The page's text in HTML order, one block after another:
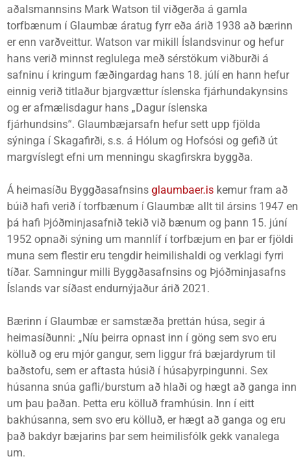
aðalsmannsins Mark Watson til viðgerða á gamla
torfbænum í Glaumbæ áratug fyrr eða árið 1938 að bærinn
er enn varðveittur. Watson var mikill Íslandsvinur og hefur
hans verið minnst reglulega með sérstökum viðburði á
safninu í kringum fæðingardag hans 18. júlí en hann hefur
einnig verið titlaður bjargvættur íslenska fjárhundakynsins
og er afmælisdagur hans „Dagur íslenska
fjárhundsins“. Glaumbæjarsafn hefur sett upp fjölda
sýninga í Skagafirði, s.s. á Hólum og Hofsósi og gefið út
margvíslegt efni um menningu skagfirskra byggða.
Á heimasíðu Byggðasafnsins glaumbaer.is kemur fram að
búið hafi verið í torfbænum í Glaumbæ allt til ársins 1947 en
þá hafi Þjóðminjasafnið tekið við bænum og þann 15. júní
1952 opnaði sýning um mannlíf í torfbæjum en þar er fjöldi
muna sem flestir eru tengdir heimilishaldi og verklagi fyrri
tíðar. Samningur milli Byggðasafnsins og Þjóðminjasafns
Íslands var síðast endurnýjaður árið 2021.
Bærinn í Glaumbæ er samstæða þrettán húsa, segir á
heimasíðunni: „Níu þeirra opnast inn í göng sem svo eru
kölluð og eru mjór gangur, sem liggur frá bæjardyrum til
baðstofu, sem er aftasta húsið í húsaþyrpingunni. Sex
húsanna snúa gafli/burstum að hlaði og hægt að ganga inn
um þau þaðan. Þetta eru kölluð framhúsin. Inn í eitt
bakhúsanna, sem svo eru kölluð, er hægt að ganga og eru
það bakdyr bæjarins þar sem heimilisfólk gekk vanalega
um.